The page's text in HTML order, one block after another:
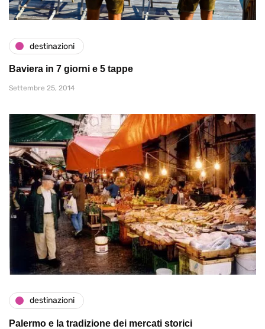
destinazioni
Baviera in 7 giorni e 5 tappe
Settembre 25, 2014
destinazioni
Palermo e la tradizione dei mercati storici